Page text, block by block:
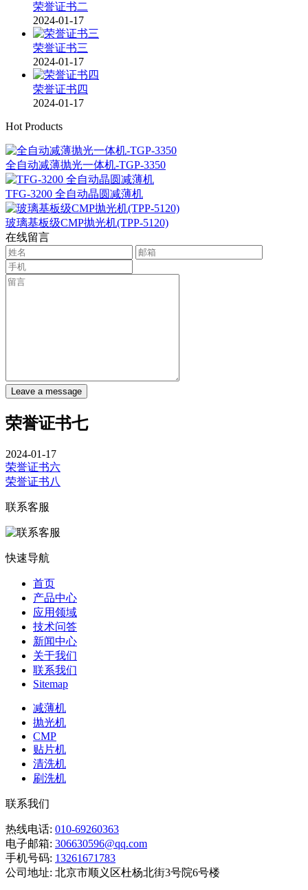
荣誉证书二
2024-01-17
荣誉证书三
2024-01-17
荣誉证书四
2024-01-17
Hot Products
全自动减薄抛光一体机-TGP-3350
TFG-3200 全自动晶圆减薄机
玻璃基板级CMP抛光机(TPP-5120)
在线留言
Leave a message
荣誉证书七
2024-01-17
荣誉证书六
荣誉证书八
联系客服
快速导航
首页
产品中心
应用领域
技术问答
新闻中心
关于我们
联系我们
Sitemap
减薄机
抛光机
CMP
贴片机
清洗机
刷洗机
联系我们
热线电话: 010-69260363
电子邮箱: 306630596@qq.com
手机号码: 13261671783
公司地址: 北京市顺义区杜杨北街3号院6号楼